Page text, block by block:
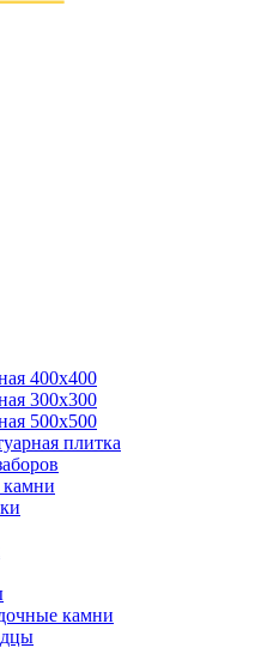
400x400
300x300
500x500
плитка
камни